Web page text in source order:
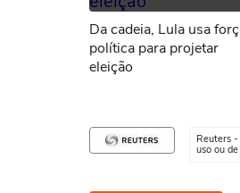
Da cadeia, Lula usa
política para projetar
eleição
Reuters
uso ou